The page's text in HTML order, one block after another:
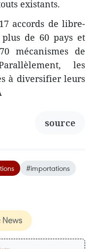
existants.
accords de libre-
plus de 60 pays et
mécanismes de
les
à diversifier leurs
source
#importations